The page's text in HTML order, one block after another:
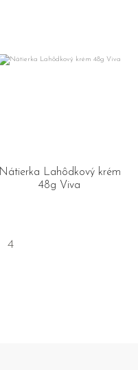
Nátierka Lahôdkový krém
48g Viva
4